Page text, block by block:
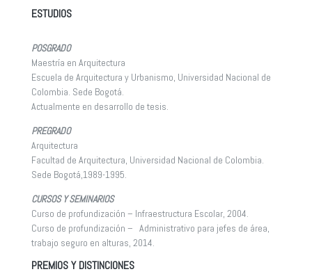
ESTUDIOS
POSGRADO
Maestría en Arquitectura
Escuela de Arquitectura y Urbanismo, Universidad Nacional de
Colombia. Sede Bogotá.
Actualmente en desarrollo de tesis.
PREGRADO
Arquitectura
Facultad de Arquitectura, Universidad Nacional de Colombia.
Sede Bogotá,1989-1995.
CURSOS Y SEMINARIOS
Curso de profundización – Infraestructura Escolar, 2004.
Curso de profundización – Administrativo para jefes de área,
trabajo seguro en alturas, 2014.
PREMIOS Y DISTINCIONES